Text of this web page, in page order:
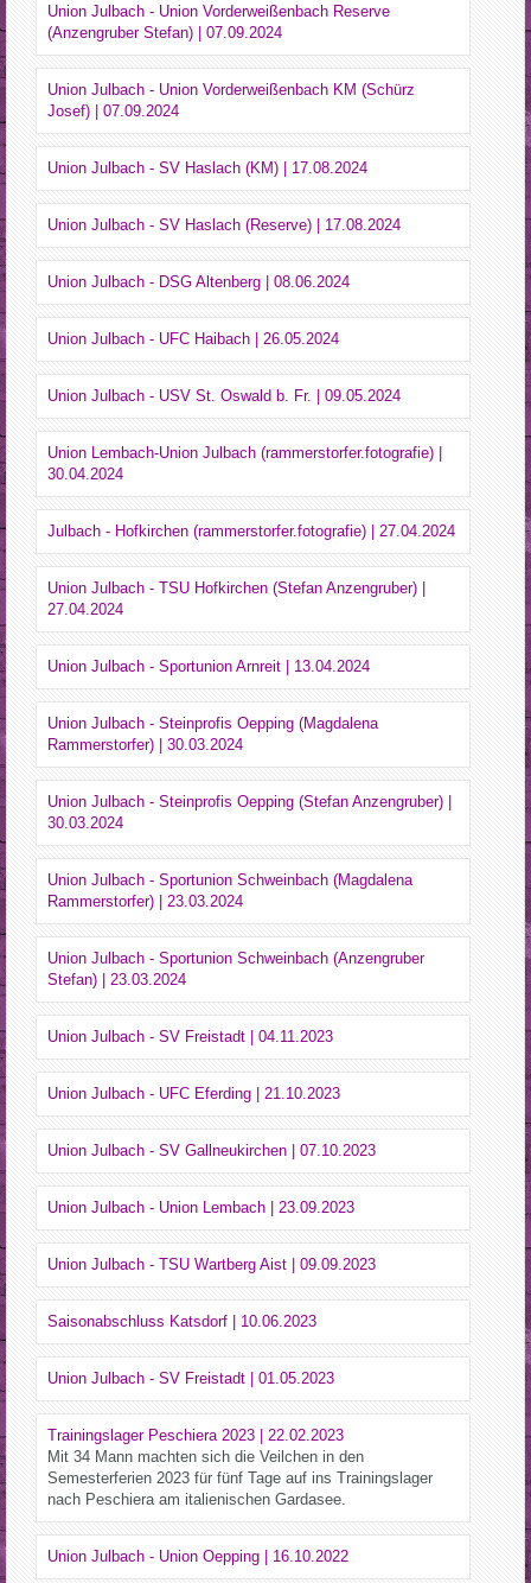
Union Julbach - Union Vorderweißenbach Reserve
(Anzengruber Stefan) | 07.09.2024
Union Julbach - Union Vorderweißenbach KM (Schürz
Josef) | 07.09.2024
Union Julbach - SV Haslach (KM) | 17.08.2024
Union Julbach - SV Haslach (Reserve) | 17.08.2024
Union Julbach - DSG Altenberg | 08.06.2024
Union Julbach - UFC Haibach | 26.05.2024
Union Julbach - USV St. Oswald b. Fr. | 09.05.2024
Union Lembach-Union Julbach (rammerstorfer.fotografie) |
30.04.2024
Julbach - Hofkirchen (rammerstorfer.fotografie) | 27.04.2024
Union Julbach - TSU Hofkirchen (Stefan Anzengruber) |
27.04.2024
Union Julbach - Sportunion Arnreit | 13.04.2024
Union Julbach - Steinprofis Oepping (Magdalena
Rammerstorfer) | 30.03.2024
Union Julbach - Steinprofis Oepping (Stefan Anzengruber) |
30.03.2024
Union Julbach - Sportunion Schweinbach (Magdalena
Rammerstorfer) | 23.03.2024
Union Julbach - Sportunion Schweinbach (Anzengruber
Stefan) | 23.03.2024
Union Julbach - SV Freistadt | 04.11.2023
Union Julbach - UFC Eferding | 21.10.2023
Union Julbach - SV Gallneukirchen | 07.10.2023
Union Julbach - Union Lembach | 23.09.2023
Union Julbach - TSU Wartberg Aist | 09.09.2023
Saisonabschluss Katsdorf | 10.06.2023
Union Julbach - SV Freistadt | 01.05.2023
Trainingslager Peschiera 2023 | 22.02.2023
Mit 34 Mann machten sich die Veilchen in den
Semesterferien 2023 für fünf Tage auf ins Trainingslager
nach Peschiera am italienischen Gardasee.
Union Julbach - Union Oepping | 16.10.2022